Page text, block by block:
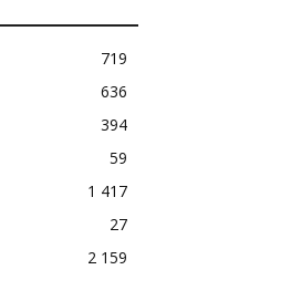
719
636
394
59
1 417
27
2 159